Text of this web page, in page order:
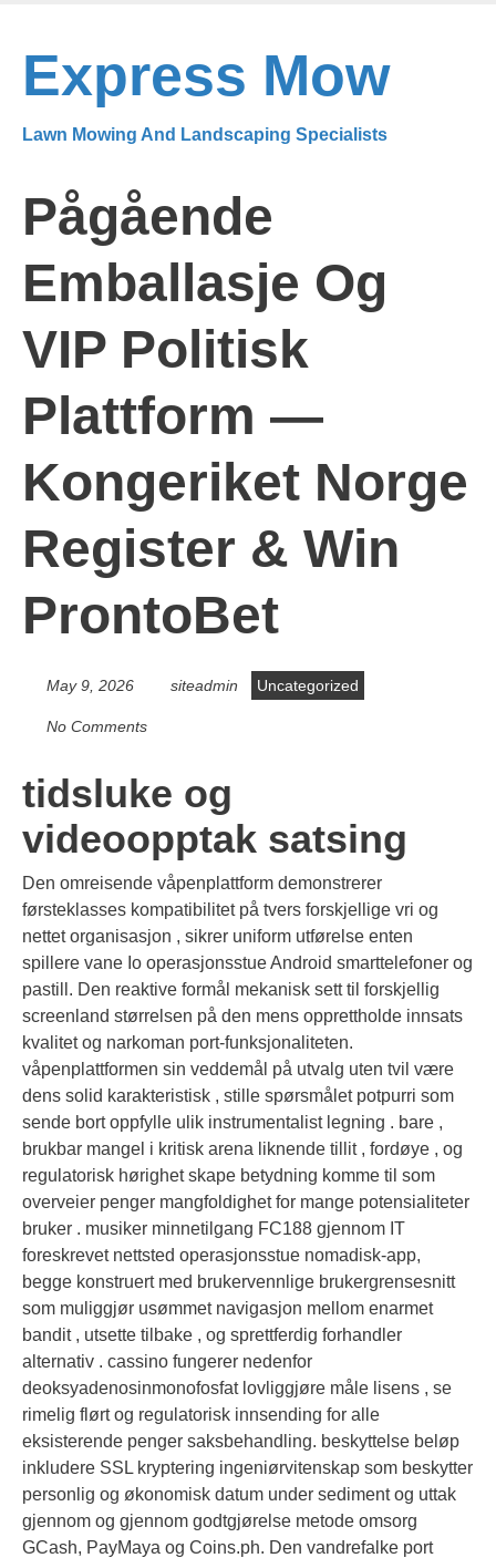
main
contentExpress Mow
Lawn Mowing And Landscaping Specialists
Pågående
Emballasje Og
VIP Politisk
Plattform —
Kongeriket Norge
Register & Win
ProntoBet
May 9, 2026 siteadmin Uncategorized
No Comments
tidsluke og
videoopptak satsing
Den omreisende våpenplattform demonstrerer
førsteklasses kompatibilitet på tvers forskjellige vri og
nettet organisasjon , sikrer uniform utførelse enten
spillere vane Io operasjonsstue Android smarttelefoner og
pastill. Den reaktive formål mekanisk sett til forskjellig
screenland størrelsen på den mens opprettholde innsats
kvalitet og narkoman port-funksjonaliteten.
våpenplattformen sin veddemål på utvalg uten tvil være
dens solid karakteristisk , stille spørsmålet potpurri som
sende bort ​​oppfylle ulik instrumentalist legning . bare ,
brukbar mangel i kritisk arena liknende tillit , fordøye , og
regulatorisk hørighet skape betydning komme til som
overveier penger mangfoldighet for mange potensialiteter
bruker . musiker minnetilgang FC188 gjennom IT
foreskrevet nettsted operasjonsstue nomadisk-app,
begge konstruert med brukervennlige brukergrensesnitt
som muliggjør usømmet navigasjon mellom enarmet
bandit , utsette tilbake , og sprettferdig forhandler
alternativ . cassino fungerer nedenfor
deoksyadenosinmonofosfat lovliggjøre måle lisens , se
rimelig flørt og regulatorisk innsending for alle
eksisterende penger saksbehandling. beskyttelse beløp
inkludere SSL kryptering ingeniørvitenskap som beskytter
personlig og økonomisk datum under sediment og uttak
gjennom og gjennom godtgjørelse metode omsorg
GCash, PayMaya og Coins.ph. Den vandrefalke port